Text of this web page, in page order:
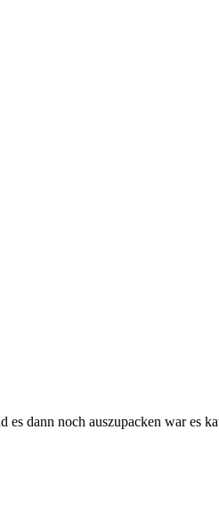
dann noch auszupacken war es